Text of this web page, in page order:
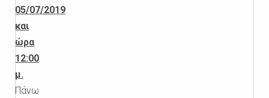
05/07/2019
και
ώρα
12:00
μ.
Πάνω